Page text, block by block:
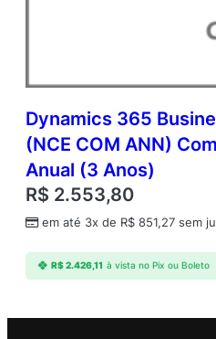
Dynamics 365
(NCE COM ANN)
Anual (3 Anos)
R$ 2.553,80
em até 3x de R$ 851,27 sem
R$2.426,11 à vista no Pix ou Boleto